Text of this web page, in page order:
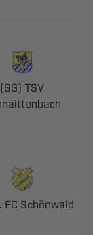
 
 